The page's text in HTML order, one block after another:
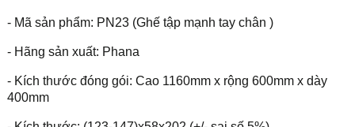
- Mã sản phẩm: PN23 (Ghế tập mạnh tay chân )
- Hãng sản xuất: Phana
- Kích thước đóng gói: Cao 1160mm x rộng 600mm x dày
400mm